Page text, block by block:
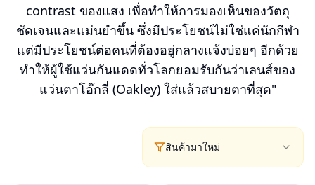
contrast ของแสง เพื่อทำให้การมองเห็นของวัตถุ
ชัดเจนและแม่นยำขึ้น ซึ่งมีประโยชน์ไม่ใช่แค่นักกีฬา
แต่มีประโยชน์ต่อคนที่ต้องอยู่กลางแจ้งบ่อยๆ อีกด้วย
ทำให้ผู้ใช้แว่นกันแดดทั่วโลกยอมรับกันว่าเลนส์ของ
แว่นตาโอ๊กลี่ (Oakley) ใส่แล้วสบายตาที่สุด"
สินค้ามาใหม่